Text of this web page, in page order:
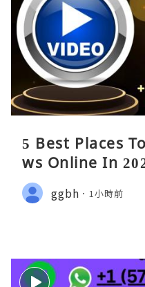
5 Best Places
ws Online In
ggbh 1小時前